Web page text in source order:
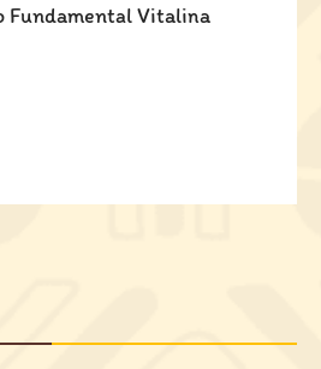
Fundamental Vitalina